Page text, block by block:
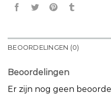
BEOORDELINGEN (0)
Beoordelingen
Er zijn nog geen